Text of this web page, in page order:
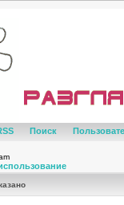
Поиск